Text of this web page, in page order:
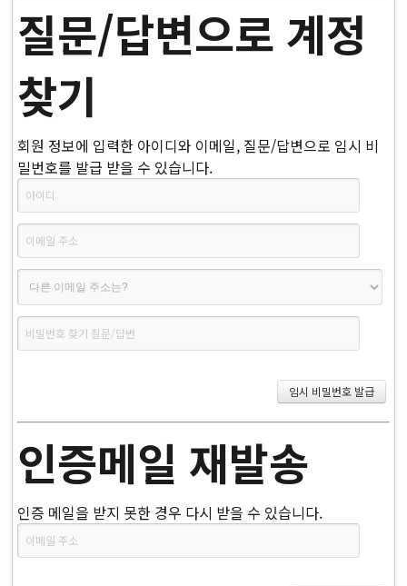
질문/답변으로 계정
찾기
회원 정보에 입력한 아이디와 이메일, 질문/답변으로 임시 비
밀번호를 발급 받을 수 있습니다.
인증메일 재발송
인증 메일을 받지 못한 경우 다시 받을 수 있습니다.